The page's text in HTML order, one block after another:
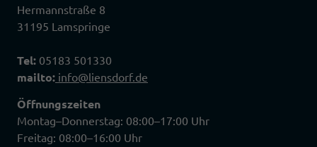
Hermannstraße 8
31195 Lamspringe
Tel: 05183 501330
mailto: info@liensdorf.de
Öffnungszeiten
Montag–Donnerstag: 08:00–17:00 Uhr
Freitag: 08:00–16:00 Uhr